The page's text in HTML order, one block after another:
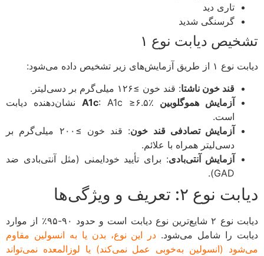
تاری دید
گرسنگی شدید
دیابت نوع ۱
آزمایش‌های زیر تشخیص داده می‌شود:
قند خون ناشتا: قند خون ≥۱۲۶ میلی‌گرم بر دسی‌لیتر.
آزمایش هموگلوبین A1c
: A1c ≥۶.۵٪ نشان‌دهنده دیابت
است.
آزمایش تصادفی قند خون
: قند خون ≥۲۰۰ میلی‌گرم بر
دسی‌لیتر همراه با علائم.
آزمایش آنتی‌بادی: برای تأیید خودایمنی (مثل آنتی‌بادی ضد
GAD).
۲: تعریف و ویژگی‌ها
دیابت نوع ۲ شایع‌ترین نوع دیابت است و حدود ۹۰-۹۵٪ از موارد
را شامل می‌شود.در این نوع، بدن یا به انسولین مقاوم
(انسولین به‌خوبی عمل نمی‌کند) یا لوزالمعده نمی‌تواند